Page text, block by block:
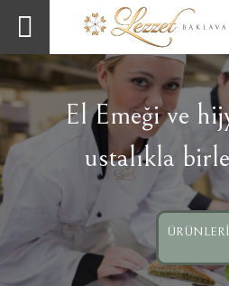
El Emeği ve
ustalıkla